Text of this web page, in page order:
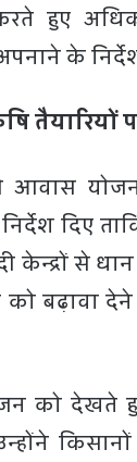
हुए
के
तैयारियों
आवास
दिए
से धान
बढ़ावा
को देखते